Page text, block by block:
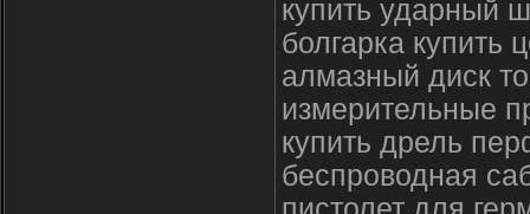
купить ударный
болгарка купить
алмазный диск
измерительные
купить дрель
беспроводная